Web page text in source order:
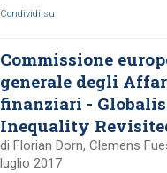
Condividi su
Commissione
generale degli
finanziari -
Inequality
di Florian Dorn, Clemens
luglio 2017